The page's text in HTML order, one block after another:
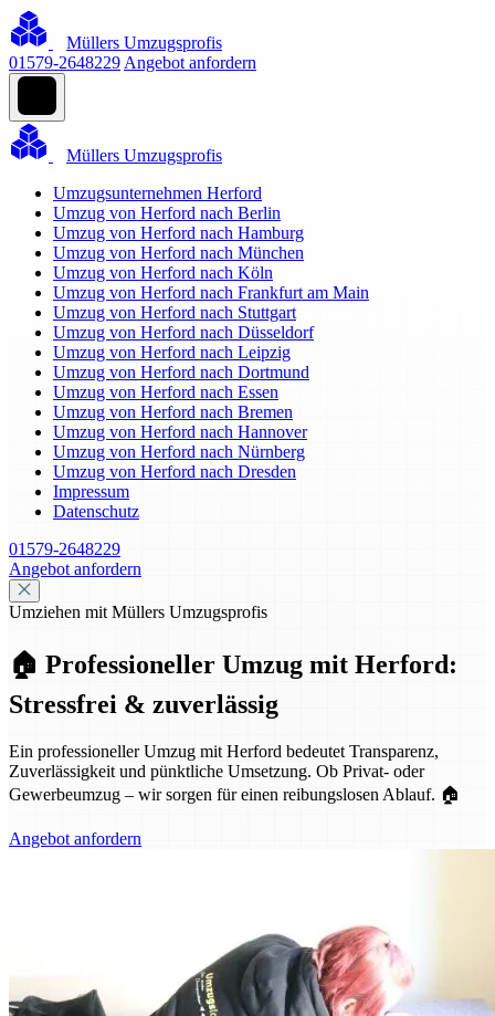
Müllers Umzugsprofis
01579-2648229 Angebot anfordern
Müllers Umzugsprofis
Umzugsunternehmen Herford
Umzug von Herford nach Berlin
Umzug von Herford nach Hamburg
Umzug von Herford nach München
Umzug von Herford nach Köln
Umzug von Herford nach Frankfurt am Main
Umzug von Herford nach Stuttgart
Umzug von Herford nach Düsseldorf
Umzug von Herford nach Leipzig
Umzug von Herford nach Dortmund
Umzug von Herford nach Essen
Umzug von Herford nach Bremen
Umzug von Herford nach Hannover
Umzug von Herford nach Nürnberg
Umzug von Herford nach Dresden
Impressum
Datenschutz
01579-2648229
Angebot anfordern
Umziehen mit Müllers Umzugsprofis
🏠 Professioneller Umzug mit Herford:
Stressfrei & zuverlässig
Ein professioneller Umzug mit Herford bedeutet Transparenz,
Zuverlässigkeit und pünktliche Umsetzung. Ob Privat- oder
Gewerbeumzug – wir sorgen für einen reibungslosen Ablauf. 🏠
Angebot anfordern